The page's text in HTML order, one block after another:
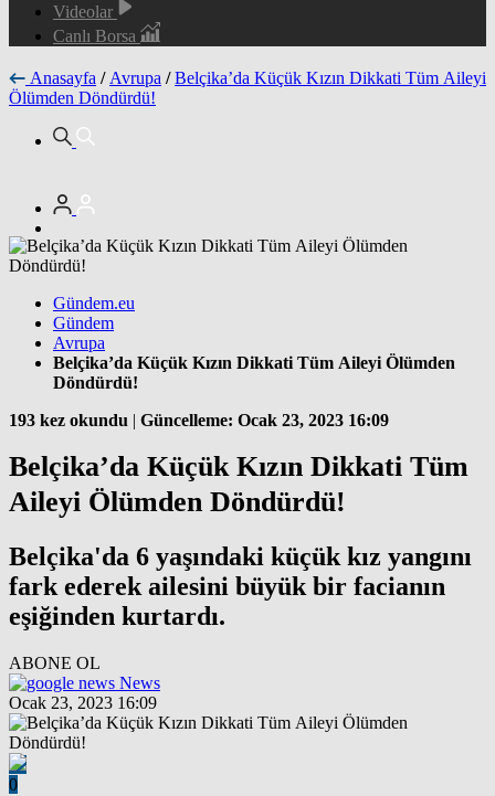
Videolar
Canlı Borsa
Anasayfa / Avrupa / Belçika’da Küçük Kızın Dikkati Tüm Aileyi
Ölümden Döndürdü!
Gündem.eu
Gündem
Avrupa
Belçika’da Küçük Kızın Dikkati Tüm Aileyi Ölümden
Döndürdü!
193 kez okundu | Güncelleme: Ocak 23, 2023 16:09
Belçika’da Küçük Kızın Dikkati Tüm
Aileyi Ölümden Döndürdü!
Belçika'da 6 yaşındaki küçük kız yangını
fark ederek ailesini büyük bir facianın
eşiğinden kurtardı.
ABONE OL
News
Ocak 23, 2023 16:09
0